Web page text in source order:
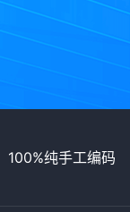
100%纯手工编码